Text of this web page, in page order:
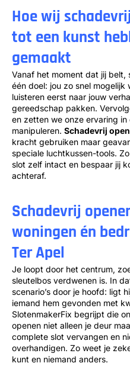
Hoe wij
tot een kunst
gemaakt
Vanaf het moment dat jij
één doel: jou zo snel mogelijk
luisteren eerst naar jouw
gereedschap pakken.
en zetten we onze ervaring
manipuleren. Schadevrij
kracht gebruiken maar
speciale luchtkussen-tools.
slot zelf intact en bespaar jij
achteraf.
Schadevrij
woningen én
Ter Apel
Je loopt door het centrum,
sleutelbos verdwenen is. In
scenario’s door je hoofd: ligt
iemand hem gevonden met
SlotenmakerFix begrijpt die
openen niet alleen je deur
complete slot vervangen en
overhandigen. Zo weet je
kunt en niemand anders.